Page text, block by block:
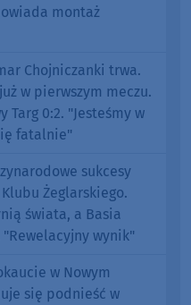
montaż
Chojniczanki trwa.
w pierwszym meczu.
Targ 0:2. "Jesteśmy w
fatalnie"
sukcesy
Żeglarskiego.
świata, a Basia
wynik"
w Nowym
się podnieść w